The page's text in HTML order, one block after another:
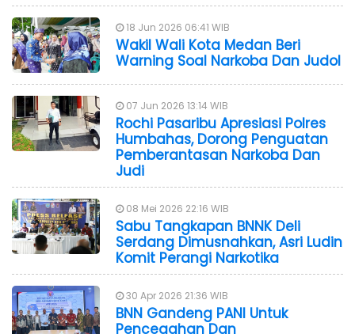
18 Jun 2026 06:41 WIB
Wakil Wali Kota Medan Beri
Warning Soal Narkoba Dan Judol
07 Jun 2026 13:14 WIB
Rochi Pasaribu Apresiasi Polres
Humbahas, Dorong Penguatan
Pemberantasan Narkoba Dan
Judi
08 Mei 2026 22:16 WIB
Sabu Tangkapan BNNK Deli
Serdang Dimusnahkan, Asri Ludin
Komit Perangi Narkotika
30 Apr 2026 21:36 WIB
BNN Gandeng PANI Untuk
Pencegahan Dan